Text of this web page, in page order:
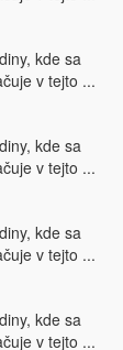
kde sa
v tejto ...
kde sa
v tejto ...
kde sa
v tejto ...
kde sa
v tejto ...